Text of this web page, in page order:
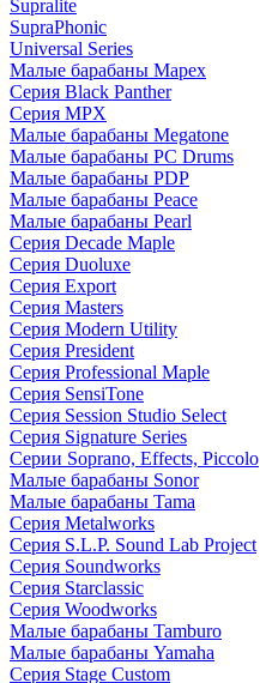
Supralite
SupraPhonic
Universal Series
Малые барабаны Mapex
Серия Black Panther
Серия MPX
Малые барабаны Megatone
Малые барабаны PC Drums
Малые барабаны PDP
Малые барабаны Peace
Малые барабаны Pearl
Серия Decade Maple
Серия Duoluxe
Серия Export
Серия Masters
Серия Modern Utility
Серия President
Серия Professional Maple
Серия SensiTone
Серия Session Studio Select
Серия Signature Series
Серии Soprano, Effects, Piccolo
Малые барабаны Sonor
Малые барабаны Tama
Серия Metalworks
Серия S.L.P. Sound Lab Project
Серия Soundworks
Серия Starclassic
Серия Woodworks
Малые барабаны Tamburo
Малые барабаны Yamaha
Серия Stage Custom